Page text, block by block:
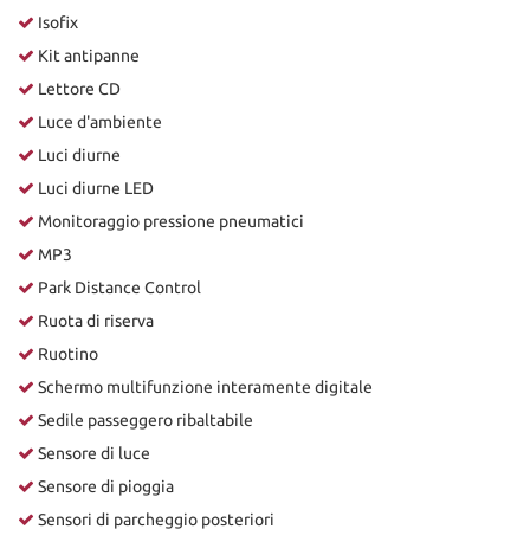
Isofix
Kit antipanne
Lettore CD
Luce d'ambiente
Luci diurne
Luci diurne LED
Monitoraggio pressione pneumatici
MP3
Park Distance Control
Ruota di riserva
Ruotino
Schermo multifunzione interamente digitale
Sedile passeggero ribaltabile
Sensore di luce
Sensore di pioggia
Sensori di parcheggio posteriori